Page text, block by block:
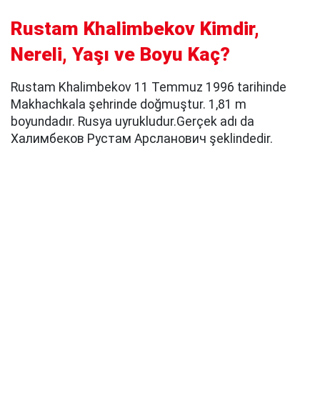
Rustam Khalimbekov Kimdir,
Nereli, Yaşı ve Boyu Kaç?
Rustam Khalimbekov 11 Temmuz 1996 tarihinde
Makhachkala şehrinde doğmuştur. 1,81 m
boyundadır. Rusya uyrukludur.Gerçek adı da
Халимбеков Рустам Арсланович şeklindedir.